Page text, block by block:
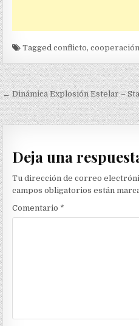
Taggedconflicto,
Navegación
de
entradas
← Dinámica Explosión Estelar –
Deja una
Tu dirección de correo
campos obligatorios están
Comentario *